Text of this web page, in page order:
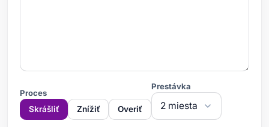
Proces
Skrášliť
Znížiť Overiť
Prestávka